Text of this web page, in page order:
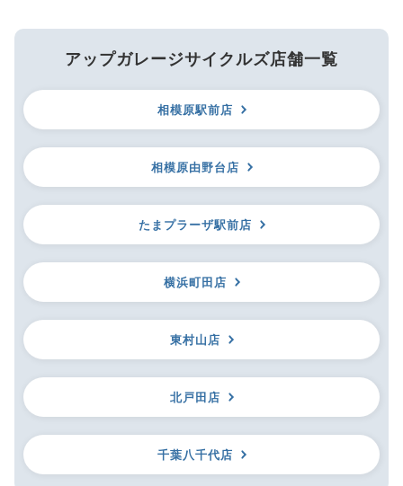
アップガレージサイクルズ店舗一覧
相模原駅前店
相模原由野台店
たまプラーザ駅前店
横浜町田店
東村山店
北戸田店
千葉八千代店